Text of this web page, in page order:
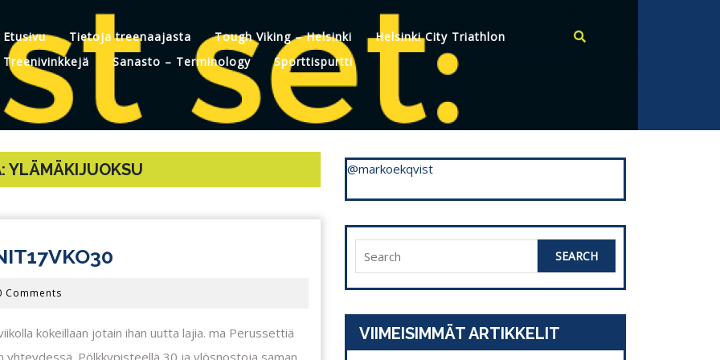
Etusivu Tietoja treenaajasta Tough Viking – Helsinki
Helsinki City Triathlon
Treenivinkkejä
Sanasto – Terminology Sporttispurtti
YLÄMÄKIJUOKSU
Comments
kokeillaan jotain ihan uutta lajia. ma Perussettiä
yhteydessä. Pölkkypisteellä 30 ja ylösnostoja saman
@markoekqvist
for:
VIIMEISIMMÄT ARTIKKELIT